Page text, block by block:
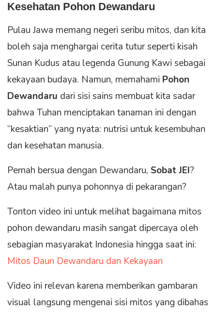
Kesehatan Pohon Dewandaru
Pulau Jawa memang negeri seribu mitos, dan kita
boleh saja menghargai cerita tutur seperti kisah
Sunan Kudus atau legenda Gunung Kawi sebagai
kekayaan budaya. Namun, memahami Pohon
Dewandaru dari sisi sains membuat kita sadar
bahwa Tuhan menciptakan tanaman ini dengan
“kesaktian” yang nyata: nutrisi untuk kesembuhan
dan kesehatan manusia.
Pernah bersua dengan Dewandaru, Sobat JEI?
Atau malah punya pohonnya di pekarangan?
Tonton video ini untuk melihat bagaimana mitos
pohon dewandaru masih sangat dipercaya oleh
sebagian masyarakat Indonesia hingga saat ini:
Mitos Daun Dewandaru dan Kekayaan
Video ini relevan karena memberikan gambaran
visual langsung mengenai sisi mitos yang dibahas